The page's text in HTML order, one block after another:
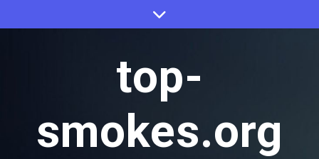
to
top-
smokes.org